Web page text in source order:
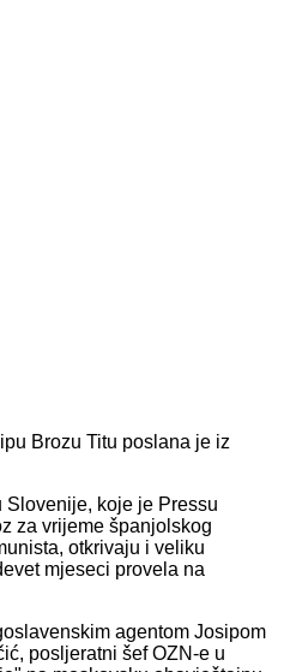
Brozu Titu poslana je iz
koje je Pressu
za vrijeme španjolskog
otkrivaju i veliku
mjeseci provela na
agentom Josipom
posljeratni šef OZN-e u